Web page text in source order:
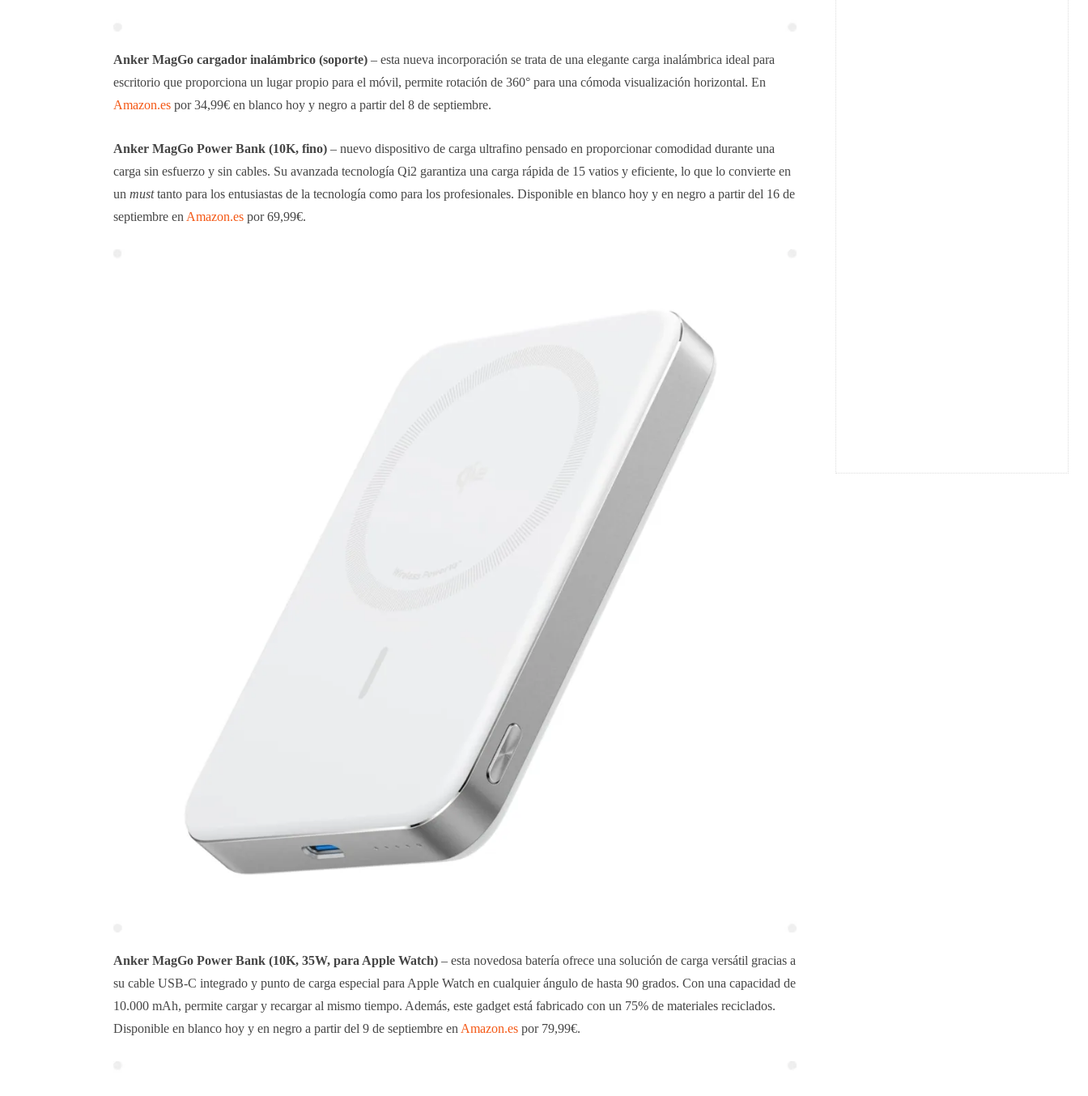
Anker MagGo cargador inalámbrico (soporte) – esta nueva incorporación se trata de una elegante carga inalámbrica ideal para
escritorio que proporciona un lugar propio para el móvil, permite rotación de 360° para una cómoda visualización horizontal. En
Amazon.es por 34,99€ en blanco hoy y negro a partir del 8 de septiembre.
Anker MagGo Power Bank (10K, fino) – nuevo dispositivo de carga ultrafino pensado en proporcionar comodidad durante una
carga sin esfuerzo y sin cables. Su avanzada tecnología Qi2 garantiza una carga rápida de 15 vatios y eficiente, lo que lo convierte en
un musttanto para los entusiastas de la tecnología como para los profesionales. Disponible en blanco hoy y en negro a partir del 16 de
septiembre en Amazon.es por 69,99€.
Anker MagGo Power Bank (10K, 35W, para Apple Watch) – esta novedosa batería ofrece una solución de carga versátil gracias a
su cable USB-C integrado y punto de carga especial para Apple Watch en cualquier ángulo de hasta 90 grados. Con una capacidad de
10.000 mAh, permite cargar y recargar al mismo tiempo. Además, este gadget está fabricado con un 75% de materiales reciclados.
Disponible en blanco hoy y en negro a partir del 9 de septiembre en Amazon.es por 79,99€.